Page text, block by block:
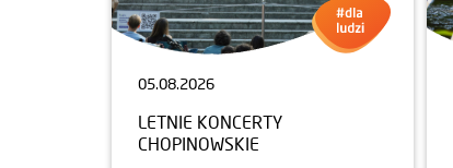
05.08.2026
LETNIE KONCERTY
CHOPINOWSKIE